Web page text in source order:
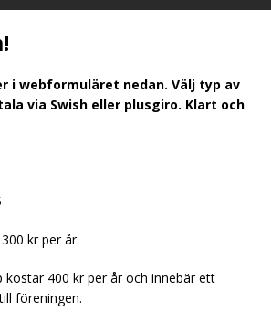
i webformuläret nedan. Välj typ av
via Swish eller plusgiro. Klart och
kr per år.
kostar 400 kr per år och innebär ett
föreningen.